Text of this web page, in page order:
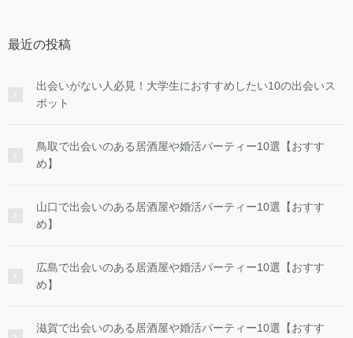
最近の投稿
出会いがない人必見！大学生におすすめしたい10の出会いス
ポット
鳥取で出会いのある居酒屋や婚活パーティー10選【おすす
め】
山口で出会いのある居酒屋や婚活パーティー10選【おすす
め】
広島で出会いのある居酒屋や婚活パーティー10選【おすす
め】
滋賀で出会いのある居酒屋や婚活パーティー10選【おすす